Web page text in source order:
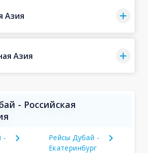
Азия
Азия
- Российская
-
Рейсы Дубай -
Екатеринбург